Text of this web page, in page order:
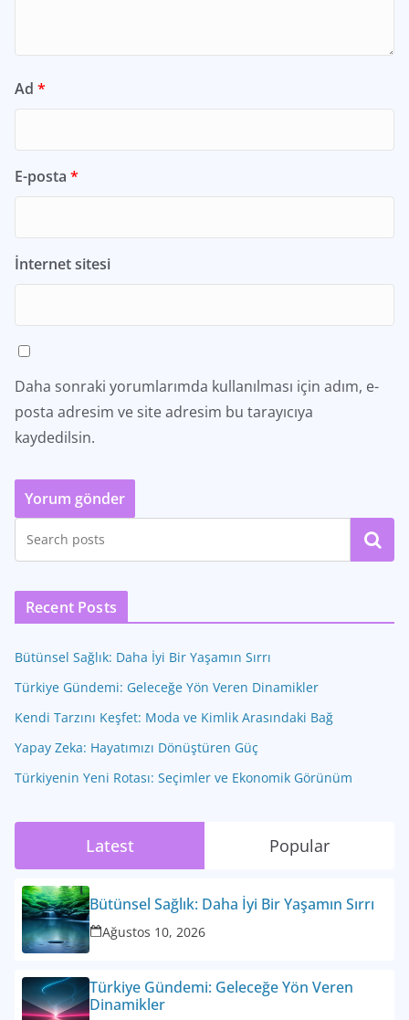
Ad *
E-posta *
İnternet sitesi
Daha sonraki yorumlarımda kullanılması için adım, e-
posta adresim ve site adresim bu tarayıcıya
kaydedilsin.
Ara
Recent Posts
Bütünsel Sağlık: Daha İyi Bir Yaşamın Sırrı
Türkiye Gündemi: Geleceğe Yön Veren Dinamikler
Kendi Tarzını Keşfet: Moda ve Kimlik Arasındaki Bağ
Yapay Zeka: Hayatımızı Dönüştüren Güç
Türkiyenin Yeni Rotası: Seçimler ve Ekonomik Görünüm
Latest Popular
Bütünsel Sağlık: Daha İyi Bir Yaşamın Sırrı
Ağustos 10, 2026
Türkiye Gündemi: Geleceğe Yön Veren
Dinamikler